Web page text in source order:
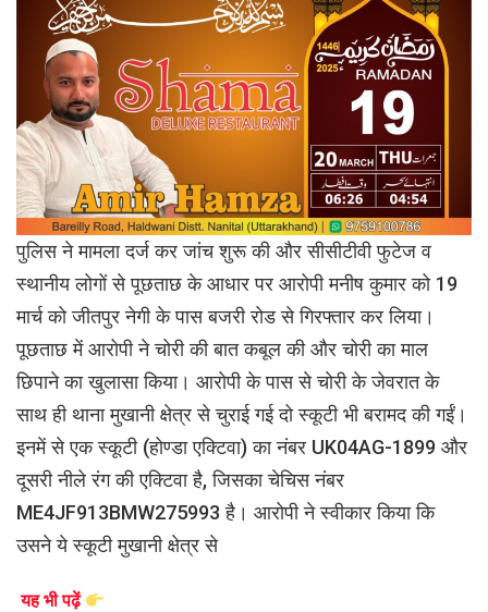
पुलिस ने मामला दर्ज कर जांच शुरू की और सीसीटीवी फुटेज व
स्थानीय लोगों से पूछताछ के आधार पर आरोपी मनीष कुमार को 19
मार्च को जीतपुर नेगी के पास बजरी रोड से गिरफ्तार कर लिया।
पूछताछ में आरोपी ने चोरी की बात कबूल की और चोरी का माल
छिपाने का खुलासा किया। आरोपी के पास से चोरी के जेवरात के
साथ ही थाना मुखानी क्षेत्र से चुराई गई दो स्कूटी भी बरामद की गईं।
इनमें से एक स्कूटी (होण्डा एक्टिवा) का नंबर UK04AG-1899 और
दूसरी नीले रंग की एक्टिवा है, जिसका चेचिस नंबर
ME4JF913BMW275993 है। आरोपी ने स्वीकार किया कि
उसने ये स्कूटी मुखानी क्षेत्र से
यह भी पढ़ें